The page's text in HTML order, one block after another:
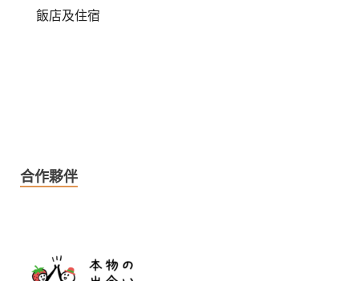
飯店及住宿
合作夥伴